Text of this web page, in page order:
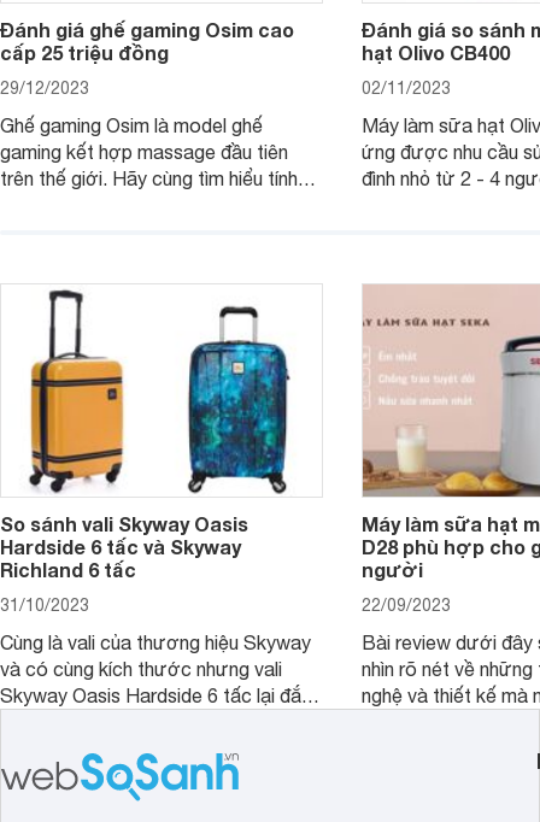
Đánh giá ghế gaming Osim cao
cấp 25 triệu đồng
29/12/2023
Ghế gaming Osim là model ghế
gaming kết hợp massage đầu tiên
trên thế giới. Hãy cùng tìm hiểu tính
Đánh giá so sánh
hạt Olivo CB400
02/11/2023
Máy làm sữa hạt
ứng được nhu cầu
đình nhỏ từ 2 - 4
So sánh vali Skyway Oasis
Hardside 6 tấc và Skyway
Richland 6 tấc
31/10/2023
Cùng là vali của thương hiệu Skyway
và có cùng kích thước nhưng vali
Skyway Oasis Hardside 6 tấc lại đắt
triệu đồng.
Máy làm sữa hạt
D28 phù hợp cho
người
22/09/2023
Bài review dưới đây
nhìn rõ nét về những
nghệ và thiết kế mà
thể đưa ra quyết